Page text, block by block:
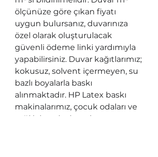
ölçünüze göre çıkan fiyatı
uygun bulursanız, duvarınıza
özel olarak oluşturulacak
güvenli ödeme linki yardımıyla
yapabilirsiniz. Duvar kağıtlarımız;
kokusuz, solvent içermeyen, su
bazlı boyalarla baskı
alınmaktadır. HP Latex baskı
makinalarımız, çocuk odaları ve
sağlık kuruluşlarında